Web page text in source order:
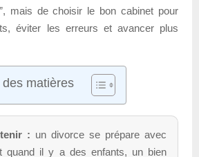
mais de choisir le bon cabinet pour
éviter les erreurs et avancer plus
des matières
: un divorce se prépare avec
quand il y a des enfants, un bien